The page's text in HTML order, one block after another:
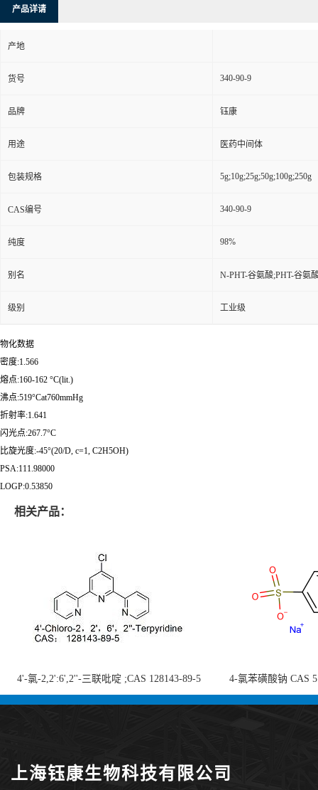
产品详请
产地
货号 340-90-9
品牌 钰康
用途 医药中间体
包装规格 5g;10g;25g;50g;100g;250g
CAS编号 340-90-9
纯度 98%
别名 N-PHT-谷氨酸;PHT-谷氨
级别 工业级
物化数据
密度:1.566
熔点:160-162 °C(lit.)
沸点:519°Cat760mmHg
折射率:1.641
闪光点:267.7°C
比旋光度:-45°(20/D, c=1, C2H5OH)
PSA:111.98000
LOGP:0.53850
相关产品：
4'-氯-2,2':6',2''-三联吡啶 ;CAS 128143-89-5
;4'-Chloro-2,2':6',2''-terpyridine;4-
4-氯苯磺酸钠 CAS
上海钰康生物科技有限公司